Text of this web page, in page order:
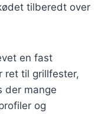
tilberedt over
en fast
ret til grillfester,
der mange
og